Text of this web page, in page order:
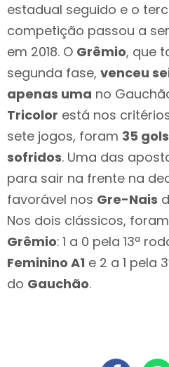
estadual seguido e o
competição passou a
em 2018. O Grêmio, que
segunda fase, venceu
apenas uma no
Tricolor está nos
sete jogos, foram 35
sofridos. Uma das
para sair na frente na
favorável nos Gre-Nais
Nos dois clássicos, foram
Grêmio: 1 a 0 pela 13ª
Feminino A1 e 2 a 1 pela
do Gauchão.